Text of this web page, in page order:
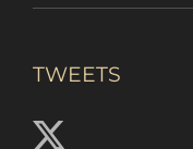
TWEETS